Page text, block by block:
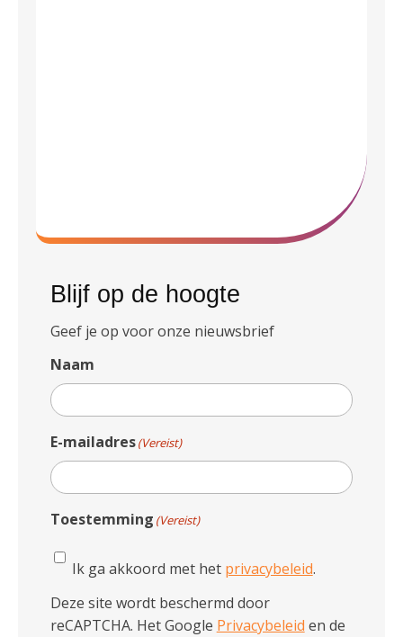
Blijf op de hoogte
Geef je op voor onze nieuwsbrief
Naam
E-mailadres(Vereist)
Toestemming (Vereist)
Ik ga akkoord met het privacybeleid.
Deze site wordt beschermd door
reCAPTCHA. Het Google Privacybeleid en de